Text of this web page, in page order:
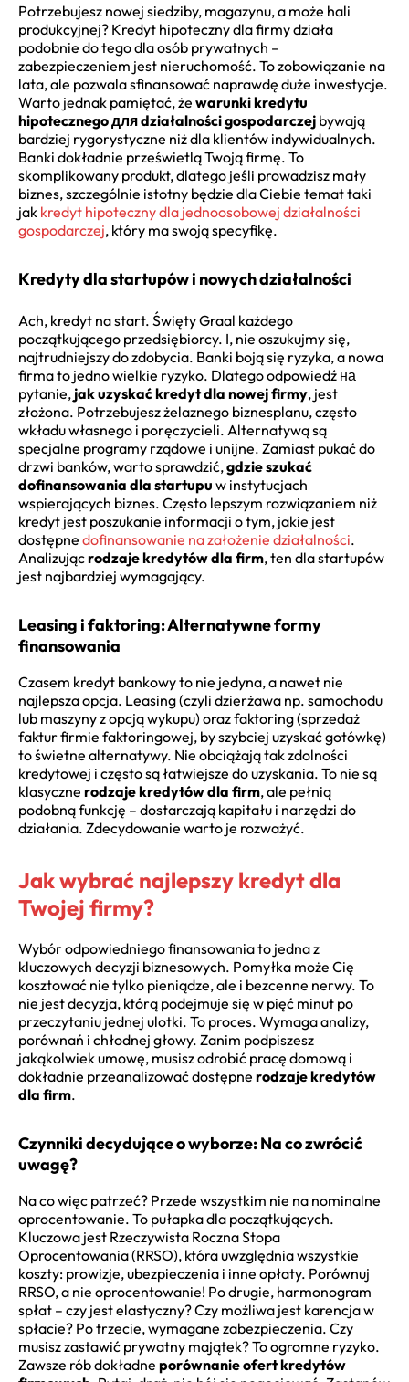
Potrzebujesz nowej siedziby, magazynu, a może hali
produkcyjnej? Kredyt hipoteczny dla firmy działa
podobnie do tego dla osób prywatnych –
zabezpieczeniem jest nieruchomość. To zobowiązanie na
lata, ale pozwala sfinansować naprawdę duże inwestycje.
Warto jednak pamiętać, że warunki kredytu
hipotecznego для działalności gospodarczej bywają
bardziej rygorystyczne niż dla klientów indywidualnych.
Banki dokładnie prześwietlą Twoją firmę. To
skomplikowany produkt, dlatego jeśli prowadzisz mały
biznes, szczególnie istotny będzie dla Ciebie temat taki
jak kredyt hipoteczny dla jednoosobowej działalności
gospodarczej, który ma swoją specyfikę.
Kredyty dla startupów i nowych działalności
Ach, kredyt na start. Święty Graal każdego
początkującego przedsiębiorcy. I, nie oszukujmy się,
najtrudniejszy do zdobycia. Banki boją się ryzyka, a nowa
firma to jedno wielkie ryzyko. Dlatego odpowiedź на
pytanie, jak uzyskać kredyt dla nowej firmy, jest
złożona. Potrzebujesz żelaznego biznesplanu, często
wkładu własnego i poręczycieli. Alternatywą są
specjalne programy rządowe i unijne. Zamiast pukać do
drzwi banków, warto sprawdzić,gdzie szukać
dofinansowania dla startupu w instytucjach
wspierających biznes. Często lepszym rozwiązaniem niż
kredyt jest poszukanie informacji o tym, jakie jest
dostępne dofinansowanie na założenie działalności.
Analizującrodzaje kredytów dla firm, ten dla startupów
jest najbardziej wymagający.
Leasing i faktoring: Alternatywne formy
finansowania
Czasem kredyt bankowy to nie jedyna, a nawet nie
najlepsza opcja. Leasing (czyli dzierżawa np. samochodu
lub maszyny z opcją wykupu) oraz faktoring (sprzedaż
faktur firmie faktoringowej, by szybciej uzyskać gotówkę)
to świetne alternatywy. Nie obciążają tak zdolności
kredytowej i często są łatwiejsze do uzyskania. To nie są
klasyczne rodzaje kredytów dla firm, ale pełnią
podobną funkcję – dostarczają kapitału i narzędzi do
działania. Zdecydowanie warto je rozważyć.
Jak wybrać najlepszy kredyt dla
Twojej firmy?
Wybór odpowiedniego finansowania to jedna z
kluczowych decyzji biznesowych. Pomyłka może Cię
kosztować nie tylko pieniądze, ale i bezcenne nerwy. To
nie jest decyzja, którą podejmuje się w pięć minut po
przeczytaniu jednej ulotki. To proces. Wymaga analizy,
porównań i chłodnej głowy. Zanim podpiszesz
jakąkolwiek umowę, musisz odrobić pracę domową i
dokładnie przeanalizować dostępne rodzaje kredytów
dla firm.
Czynniki decydujące o wyborze: Na co zwrócić
uwagę?
Na co więc patrzeć? Przede wszystkim nie na nominalne
oprocentowanie. To pułapka dla początkujących.
Kluczowa jest Rzeczywista Roczna Stopa
Oprocentowania (RRSO), która uwzględnia wszystkie
koszty: prowizje, ubezpieczenia i inne opłaty. Porównuj
RRSO, a nie oprocentowanie! Po drugie, harmonogram
spłat – czy jest elastyczny? Czy możliwa jest karencja w
spłacie? Po trzecie, wymagane zabezpieczenia. Czy
musisz zastawić prywatny majątek? To ogromne ryzyko.
Zawsze rób dokładne porównanie ofert kredytów